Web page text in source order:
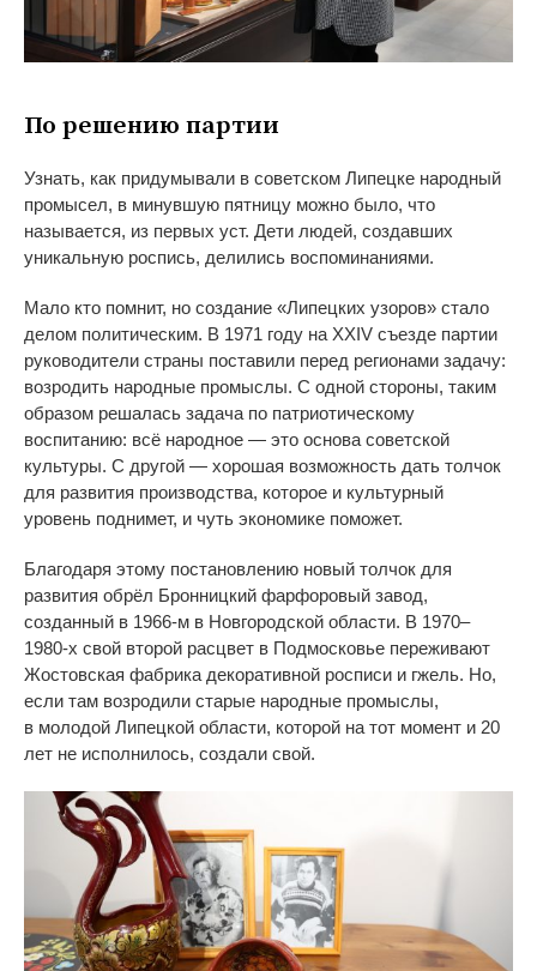
По решению партии
Узнать, как придумывали в советском Липецке народный
промысел, в минувшую пятницу можно было, что
называется, из первых уст. Дети людей, создавших
уникальную роспись, делились воспоминаниями.
Мало кто помнит, но создание «Липецких узоров» стало
делом политическим. В 1971 году на XXIV съезде партии
руководители страны поставили перед регионами задачу:
возродить народные промыслы. С одной стороны, таким
образом решалась задача по патриотическому
воспитанию: всё народное — это основа советской
культуры. С другой — хорошая возможность дать толчок
для развития производства, которое и культурный
уровень поднимет, и чуть экономике поможет.
Благодаря этому постановлению новый толчок для
развития обрёл Бронницкий фарфоровый завод,
созданный в 1966-м в Новгородской области. В 1970–
1980-х свой второй расцвет в Подмосковье переживают
Жостовская фабрика декоративной росписи и гжель. Но,
если там возродили старые народные промыслы,
в молодой Липецкой области, которой на тот момент и 20
лет не исполнилось, создали свой.